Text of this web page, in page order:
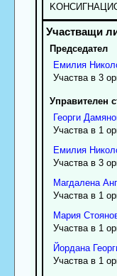
Председател
Емилия
Участва в 3
Управителен
Георги
Участва в 1
Емилия
Участва в 3
Магдалена
Участва в 1
Мария
Участва в 1
Йордана
Участва в 1